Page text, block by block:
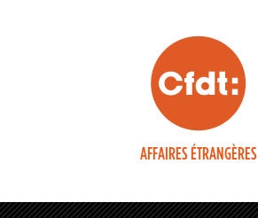
AFFAIRES ÉTRANGÈRES